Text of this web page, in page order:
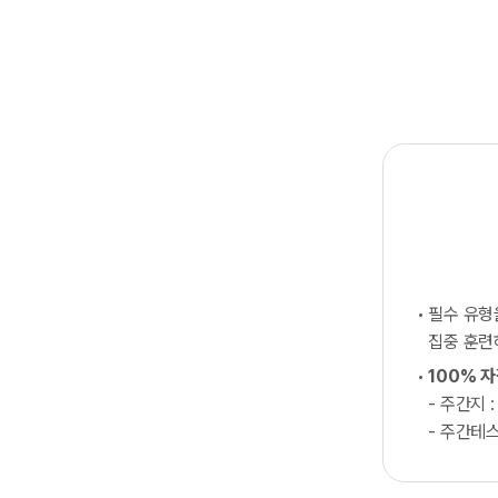
필수 유
집중 훈
100% 자
- 주간지
- 주간테